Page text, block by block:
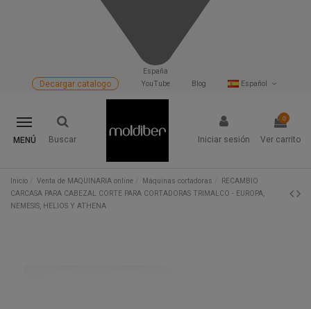
España
Español
Blog
YouTube
Decargar catalogo
MENÚ Buscar Iniciar sesión
0
Ver carrito
Inicio Venta de MAQUINARIA online Máquinas cortadoras
RECAMBIO
CARCASA PARA CABEZAL CORTE PARA CORTADORAS TRIMALCO - EUROPA,
NEMESIS, HELIOS Y ATHENA